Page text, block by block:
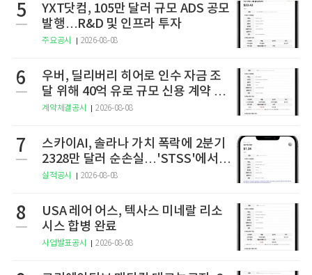
5
YXT닷컴, 105만 달러 규모 ADS 공모
발행…R&D 및 인프라 투자
주요공시 2026-08-08
6
우버, 딜리버리 히어로 인수 자금 조
달 위해 40억 유로 규모 신용 계약 체
결
계약체결공시 2026-08-08
7
스카이AI, 솔라나 가치 폭락에 2분기
2328만 달러 순손실…'STSS'에서
사명·티커 변경 완료
실적공시 2026-08-08
8
USA 레어 어스, 텍사스 미네랄 리소
시스 합병 완료
사업발표공시 2026-08-08